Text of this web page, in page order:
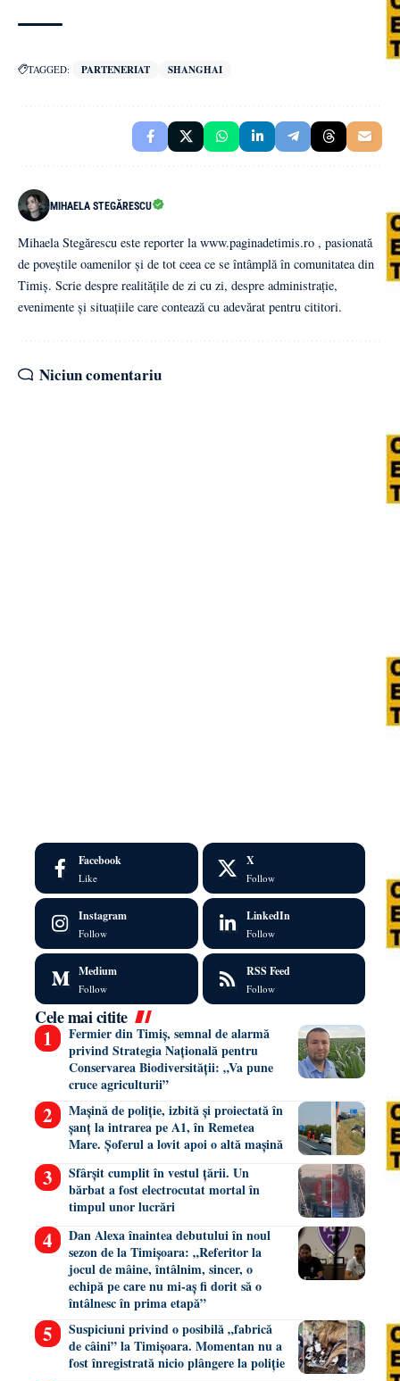
TAGGED: PARTENERIAT SHANGHAI
MIHAELA STEGĂRESCU
Mihaela Stegărescu este reporter la www.paginadetimis.ro , pasionată
de poveștile oamenilor și de tot ceea ce se întâmplă în comunitatea din
Timiș. Scrie despre realitățile de zi cu zi, despre administrație,
evenimente și situațiile care contează cu adevărat pentru cititori.
Niciun comentariu
Facebook
Like
X
Follow
Instagram
Follow
LinkedIn
Follow
Medium
Follow
RSS Feed
Follow
Cele mai citite
Fermier din Timiș, semnal de alarmă
privind Strategia Națională pentru
Conservarea Biodiversității: „Va pune
cruce agriculturii”
Mașină de poliție, izbită și proiectată în
șanț la intrarea pe A1, în Remetea
Mare. Șoferul a lovit apoi o altă mașină
Sfârșit cumplit în vestul țării. Un
bărbat a fost electrocutat mortal în
timpul unor lucrări
Dan Alexa înaintea debutului în noul
sezon de la Timișoara: „Referitor la
jocul de mâine, întâlnim, sincer, o
echipă pe care nu mi-aș fi dorit să o
întâlnesc în prima etapă”
Suspiciuni privind o posibilă „fabrică
de câini” la Timișoara. Momentan nu a
fost înregistrată nicio plângere la poliție